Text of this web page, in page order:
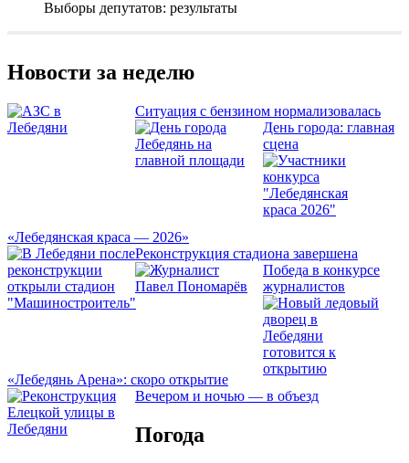
Выборы депутатов: результаты
Новости за неделю
Ситуация с бензином нормализовалась
День города: главная
сцена
«Лебедянская краса — 2026»
Реконструкция стадиона завершена
Победа в конкурсе
журналистов
«Лебедянь Арена»: скоро открытие
Вечером и ночью — в объезд
Погода